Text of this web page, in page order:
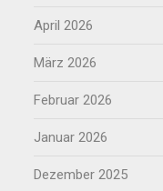
April 2026
März 2026
Februar 2026
Januar 2026
Dezember 2025